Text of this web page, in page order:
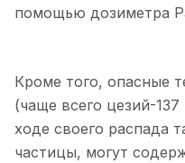
помощью дозиметра
Кроме того, опасные
(чаще всего цезий-
ходе своего распада
частицы, могут